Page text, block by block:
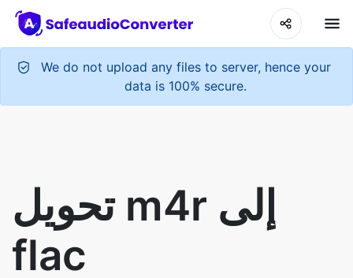
We do not upload any files to server, hence your
data is 100% secure.
تحويل m4r إلى
flac